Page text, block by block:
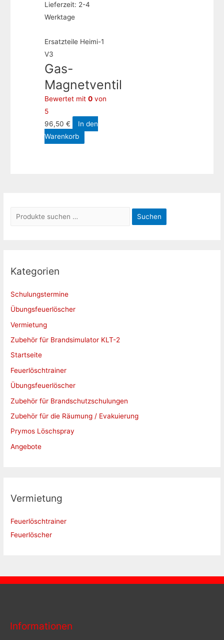
e
n
a
c
Suchen
Kategorien
Schulungstermine
Übungsfeuerlöscher
Vermietung
Zubehör für Brandsimulator KLT-2
Startseite
Feuerlöschtrainer
Übungsfeuerlöscher
Zubehör für Brandschutzschulungen
Zubehör für die Räumung / Evakuierung
Prymos Löschspray
Angebote
Vermietung
Feuerlöschtrainer
Feuerlöscher
Lieferzeit: 2-4
Werktage
Ersatzteile Heimi-1
V3
Gas-
Magnetventil
Bewertet mit0 von
5
96,50€
In den
Warenkorb
Informationen